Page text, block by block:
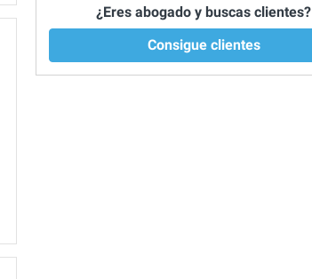
¿Eres abogado y buscas clientes?
Consigue clientes